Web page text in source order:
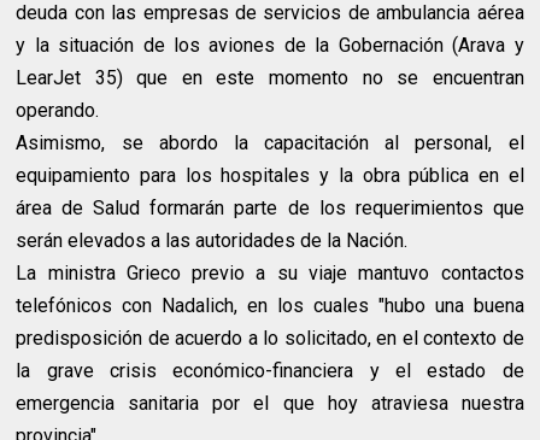
deuda con las empresas de servicios de ambulancia aérea
y la situación de los aviones de la Gobernación (Arava y
LearJet 35) que en este momento no se encuentran
operando.
Asimismo, se abordo la capacitación al personal, el
equipamiento para los hospitales y la obra pública en el
área de Salud formarán parte de los requerimientos que
serán elevados a las autoridades de la Nación.
La ministra Grieco previo a su viaje mantuvo contactos
telefónicos con Nadalich, en los cuales "hubo una buena
predisposición de acuerdo a lo solicitado, en el contexto de
la grave crisis económico-financiera y el estado de
emergencia sanitaria por el que hoy atraviesa nuestra